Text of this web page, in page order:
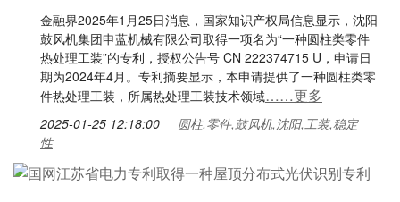
金融界2025年1月25日消息，国家知识产权局信息显示，沈阳
鼓风机集团申蓝机械有限公司取得一项名为“一种圆柱类零件
热处理工装”的专利，授权公告号 CN 222374715 U，申请日
期为2024年4月。专利摘要显示，本申请提供了一种圆柱类零
件热处理工装，所属热处理工装技术领域……更多
2025-01-25 12:18:00
圆柱,零件,鼓风机,沈阳,工装,稳定
性